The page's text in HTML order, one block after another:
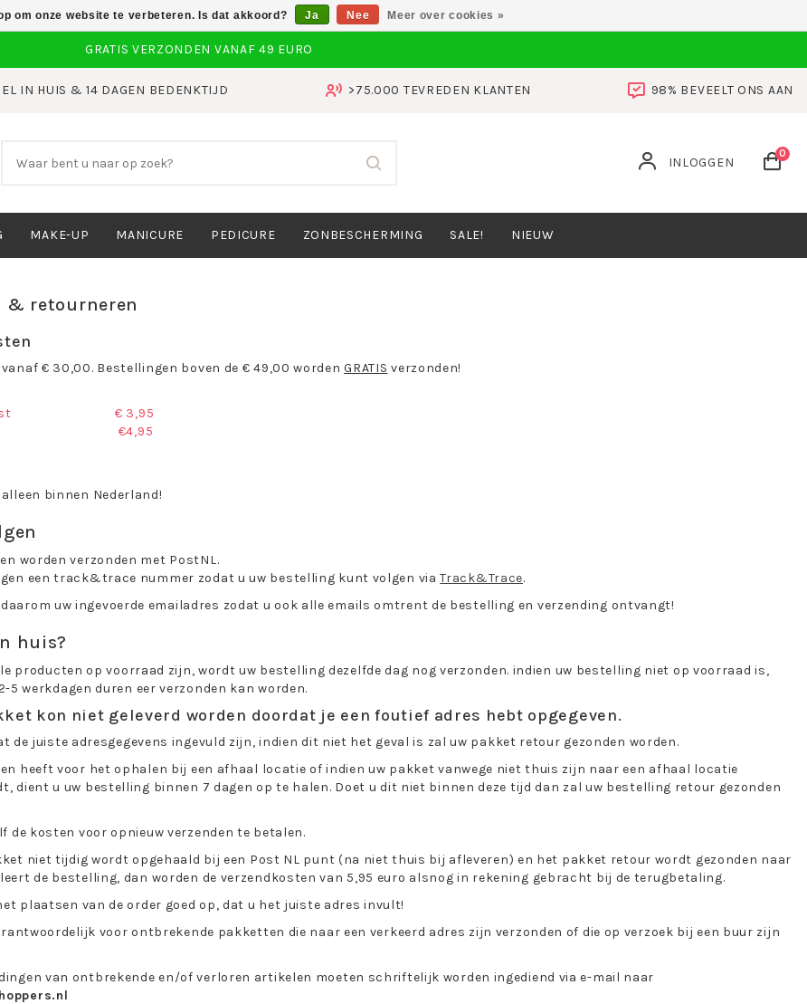
IN HUIS & 14 DAGEN BEDENKTIJD >75.000 TEVREDEN KLANTEN 98% BEVEELT ONS AAN
INLOGGEN
0
MAKE-UP MANICURE PEDICURE ZONBESCHERMING SALE! NIEUW
& retourneren
€ 30,00. Bestellingen boven de € 49,00 wordenGRATIS verzonden!
€ 3,95
€4,95
binnen Nederland!
worden verzonden met PostNL.
een track&trace nummer zodat u uw bestelling kunt volgen viaTrack&Trace.
uw ingevoerde emailadres zodat u ook alle emails omtrent de bestelling en verzending ontvangt!
huis?
producten op voorraad zijn, wordt uw bestelling dezelfde dag nog verzonden. indien uw bestelling niet op voorraad is,
5 werkdagen duren eer verzonden kan worden.
kon niet geleverd worden doordat je een foutief adres hebt opgegeven.
de juiste adresgegevens ingevuld zijn, indien dit niet het geval is zal uw pakket retour gezonden worden.
heeft voor het ophalen bij een afhaal locatie of indien uw pakket vanwege niet thuis zijn naar een afhaal locatie
dient u uw bestelling binnen 7 dagen op te halen. Doet u dit niet binnen deze tijd dan zal uw bestelling retour gezonden
de kosten voor opnieuw verzenden te betalen.
niet tijdig wordt opgehaald bij een Post NL punt (na niet thuis bij afleveren) en het pakket retour wordt gezonden naar
de bestelling, dan worden de verzendkosten van 5,95 euro alsnog in rekening gebracht bij de terugbetaling.
plaatsen van de order goed op, dat u het juiste adres invult!
voor ontbrekende pakketten die naar een verkeerd adres zijn verzonden of die op verzoek bij een buur zijn
van ontbrekende en/of verloren artikelen moeten schriftelijk worden ingediend via e-mail naar
om onze website te verbeteren. Is dat akkoord? Ja Nee Meer over cookies »